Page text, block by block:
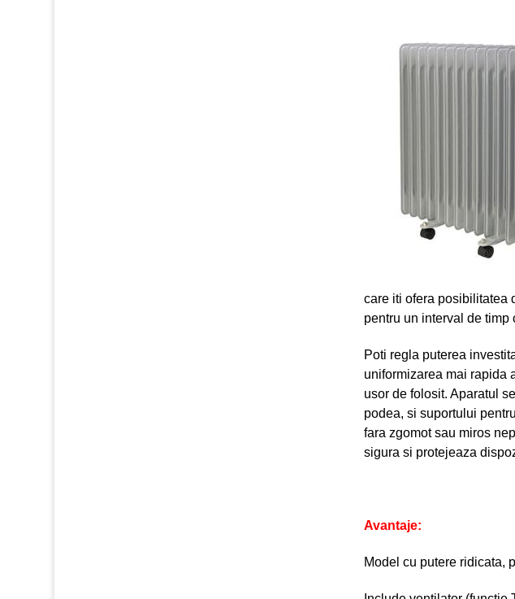
care iti ofera posibilitatea
pentru un interval de timp
Poti regla puterea
uniformizarea mai rapida
usor de folosit. Aparatul
podea, si suportului
fara zgomot sau miros
sigura si protejeaza
Avantaje:
Model cu putere ridicata,